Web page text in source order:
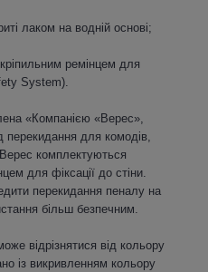
лаком на водній основі;
ремінцем для
System).
«Компанією «Верес»,
перекидання для комодів,
комплектуються
для фіксації до стіни.
перекидання пеналу на
більш безпечним.
відрізнятися від кольору
із викривленням кольору